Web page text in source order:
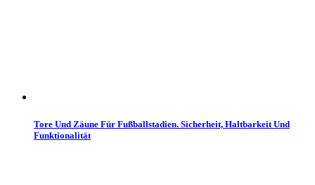
Tore Und Zäune Für Fußballstadien. Sicherheit, Haltbarkeit Und
Funktionalität